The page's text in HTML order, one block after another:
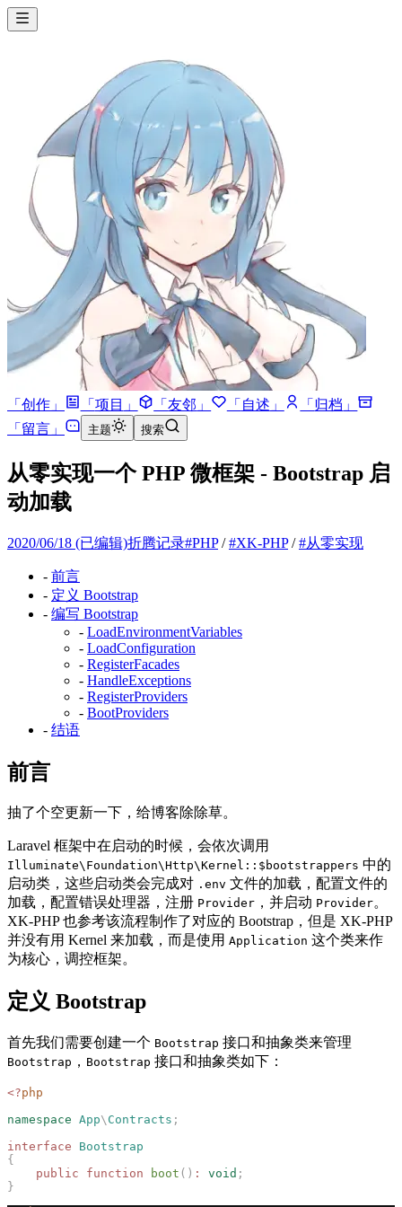
「 创作 」 「 项目 」 「友邻 」 「 自述 」 「 归档 」
「 留言 」 主题 搜索
从零实现一个 PHP 微框架 - Bootstrap 启
动加载
2020/06/18 (已编辑)折腾记录#PHP/#XK-PHP/#从零实现
- 前言
- 定义 Bootstrap
- 编写 Bootstrap
- LoadEnvironmentVariables
- LoadConfiguration
- RegisterFacades
- HandleExceptions
- RegisterProviders
- BootProviders
- 结语
前言
抽了个空更新一下，给博客除除草。
Laravel 框架中在启动的时候，会依次调用
Illuminate\Foundation\Http\Kernel::$bootstrappers 中的
启动类，这些启动类会完成对 .env 文件的加载，配置文件的
加载，配置错误处理器，注册 Provider ，并启动 Provider。
XK-PHP 也参考该流程制作了对应的 Bootstrap，但是 XK-PHP
并没有用 Kernel 来加载，而是使用 Application 这个类来作
为核心，调控框架。
定义 Bootstrap
首先我们需要创建一个 Bootstrap 接口和抽象类来管理
Bootstrap ， Bootstrap 接口和抽象类如下：
<?php
namespace App\ Contracts ;
interface Bootstrap
{
    public
function boot () : void ;
}